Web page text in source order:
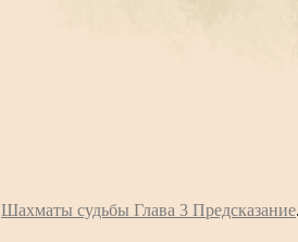
Шахматы судьбы Глава 3 Предсказание